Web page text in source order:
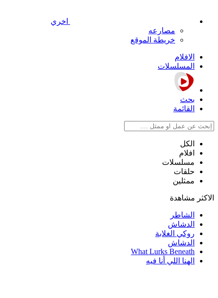
اخري
مصارعه
خريطة الموقع
الافلام
المسلسلات
بحث
القائمة
الكل
افلام
مسلسلات
حلقات
ممثلين
الاكثر مشاهدة
الشاطر
الدشاش
روكي الغلابة
الدشاش
What Lurks Beneath
الهنا اللي أنا فيه